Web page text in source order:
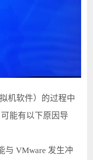
软件）的过程中
能有以下原因导
VMware 发生冲